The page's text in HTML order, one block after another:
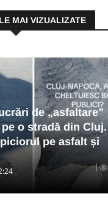
MAI VIZUALIZATE
de „asfaltare”
o stradă din Cluj.
pe asfalt și